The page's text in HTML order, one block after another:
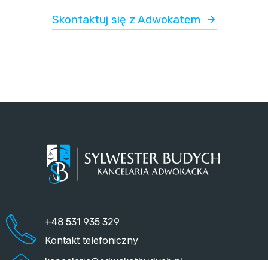
Skontaktuj się z Adwokatem
+48 531 935 329
Kontakt telefoniczny